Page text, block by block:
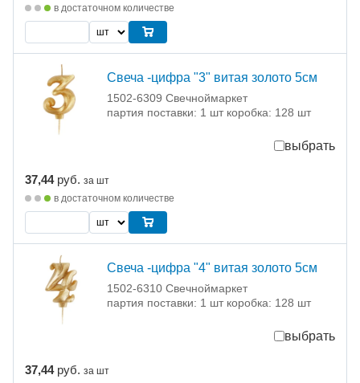
в достаточном количестве
Свеча -цифра "3" витая золото 5см
1502-6309 Свечноймаркет
партия поставки: 1 шт коробка: 128 шт
выбрать
37,44 руб. за шт
в достаточном количестве
Свеча -цифра "4" витая золото 5см
1502-6310 Свечноймаркет
партия поставки: 1 шт коробка: 128 шт
выбрать
37,44 руб. за шт